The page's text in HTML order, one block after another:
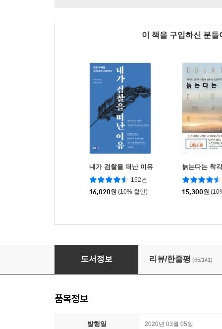
이 책을 구입하신 분
내가 검찰을 떠난 이유
152건
16,020원 (10% 할인)
늙는다는 착각
15,300원
김지은입니다
도서정보 리뷰/한줄평 (65/141)
품목정보
발행일 2020년 03월 05일